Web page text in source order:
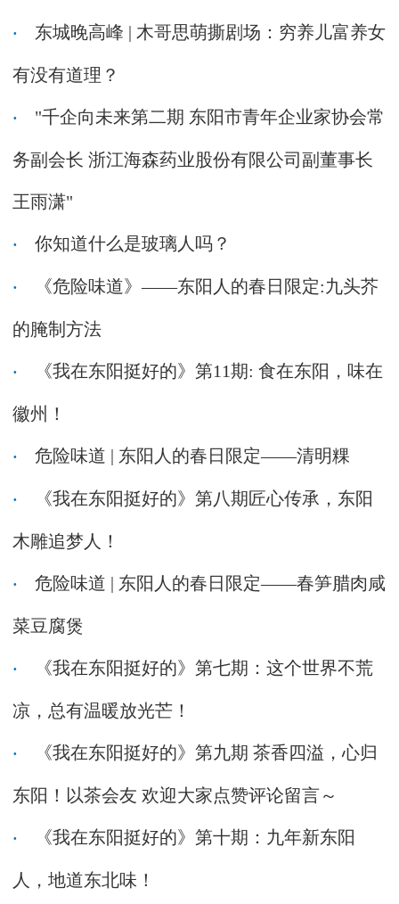
东城晚高峰 | 木哥思萌撕剧场：穷养儿富养女
有没有道理？
"千企向未来第二期 东阳市青年企业家协会常
务副会长 浙江海森药业股份有限公司副董事长
王雨潇"
你知道什么是玻璃人吗？
《危险味道》——东阳人的春日限定:九头芥
的腌制方法
《我在东阳挺好的》第11期: 食在东阳，味在
徽州！
危险味道 | 东阳人的春日限定——清明粿
《我在东阳挺好的》第八期匠心传承，东阳
木雕追梦人！
危险味道 | 东阳人的春日限定——春笋腊肉咸
菜豆腐煲
《我在东阳挺好的》第七期：这个世界不荒
凉，总有温暖放光芒！
《我在东阳挺好的》第九期 茶香四溢，心归
东阳！以茶会友 欢迎大家点赞评论留言～
《我在东阳挺好的》第十期：九年新东阳
人，地道东北味！